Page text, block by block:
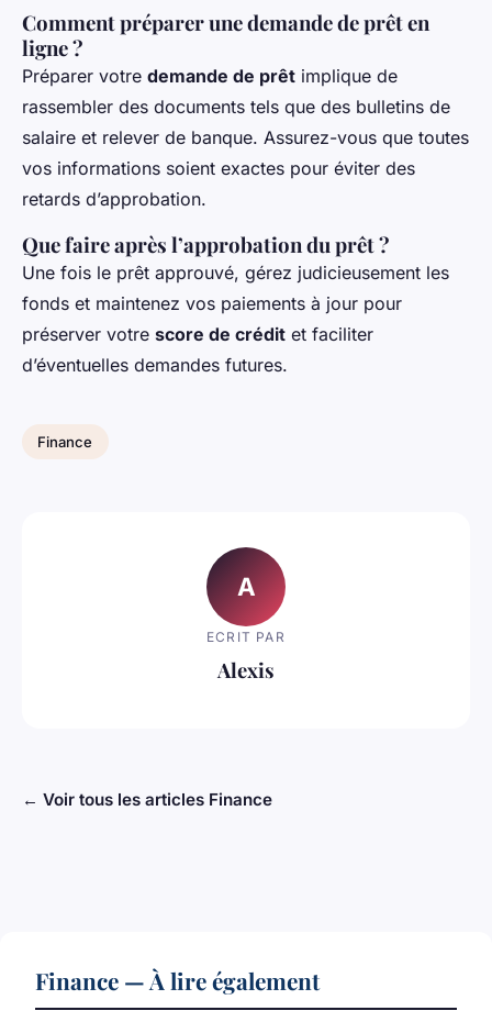
Comment préparer une demande de prêt en
ligne ?
Préparer votre demande de prêt implique de
rassembler des documents tels que des bulletins de
salaire et relever de banque. Assurez-vous que toutes
vos informations soient exactes pour éviter des
retards d’approbation.
Que faire après l’approbation du prêt ?
Une fois le prêt approuvé, gérez judicieusement les
fonds et maintenez vos paiements à jour pour
préserver votre score de crédit et faciliter
d’éventuelles demandes futures.
Finance
A
ECRIT PAR
Alexis
← Voir tous les articles Finance
Finance — À lire également